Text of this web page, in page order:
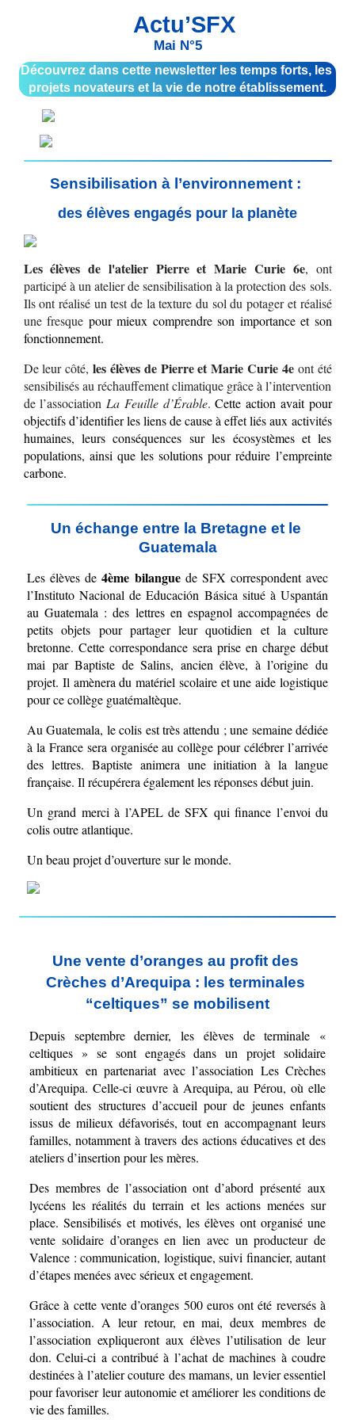
  Actu’SFX
Mai N°5
Découvrez dans cette newsletter les temps forts, les
projets novateurs et la vie de notre établissement.
Sensibilisation à l’environnement :
des élèves engagés pour la planète
Les élèves de l'atelier Pierre et Marie Curie 6e, ont
participé à un atelier de sensibilisation à la protection des sols.
Ils ont réalisé un test de la texture du sol du potager et réalisé
une fresque pour mieux comprendre son importance et son
fonctionnement.
De leur côté, les élèves de Pierre et Marie Curie 4e ont été
sensibilisés au réchauffement climatique grâce à l’intervention
de l’association La Feuille d’Érable. Cette action avait pour
objectifs d’identifier les liens de cause à effet liés aux activités
humaines, leurs conséquences sur les écosystèmes et les
populations, ainsi que les solutions pour réduire l’empreinte
carbone.
Un échange entre la Bretagne et le
Guatemala
Les élèves de 4ème bilangue de SFX correspondent avec
l’Instituto Nacional de Educación Básica situé à Uspantán
au Guatemala : des lettres en espagnol accompagnées de
petits objets pour partager leur quotidien et la culture
bretonne. Cette correspondance sera prise en charge début
mai par Baptiste de Salins, ancien élève, à l’origine du
projet. Il amènera du matériel scolaire et une aide logistique
pour ce collège guatémaltèque.
Au Guatemala, le colis est très attendu ; une semaine dédiée
à la France sera organisée au collège pour célébrer l’arrivée
des lettres. Baptiste animera une initiation à la langue
française. Il récupérera également les réponses début juin.
Un grand merci à l’APEL de SFX qui finance l’envoi du
colis outre atlantique.
Un beau projet d’ouverture sur le monde.
Une vente d’oranges au profit des
Crèches d’Arequipa : les terminales
“celtiques” se mobilisent
Depuis septembre dernier, les élèves de terminale «
celtiques » se sont engagés dans un projet solidaire
ambitieux en partenariat avec l’association Les Crèches
d’Arequipa. Celle-ci œuvre à Arequipa, au Pérou, où elle
soutient des structures d’accueil pour de jeunes enfants
issus de milieux défavorisés, tout en accompagnant leurs
familles, notamment à travers des actions éducatives et des
ateliers d’insertion pour les mères.
Des membres de l’association ont d’abord présenté aux
lycéens les réalités du terrain et les actions menées sur
place. Sensibilisés et motivés, les élèves ont organisé une
vente solidaire d’oranges en lien avec un producteur de
Valence : communication, logistique, suivi financier, autant
d’étapes menées avec sérieux et engagement.
Grâce à cette vente d’oranges 500 euros ont été reversés à
l’association. A leur retour, en mai, deux membres de
l’association expliqueront aux élèves l’utilisation de leur
don. Celui-ci a contribué à l’achat de machines à coudre
destinées à l’atelier couture des mamans, un levier essentiel
pour favoriser leur autonomie et améliorer les conditions de
vie des familles.